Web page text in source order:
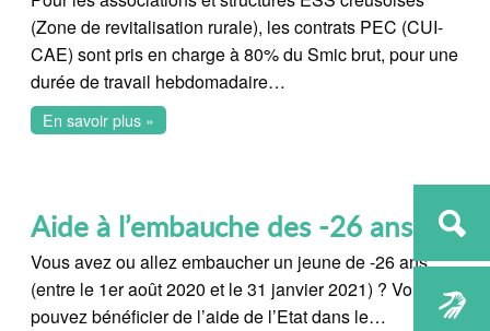
(Zone de revitalisation rurale), les contrats PEC (CUI-
CAE) sont pris en charge à 80% du Smic brut, pour une
durée de travail hebdomadaire…
En savoir plus »
Aide à l’embauche des -26 ans
Vous avez ou allez embaucher un jeune de -26 ans
(entre le 1er août 2020 et le 31 janvier 2021) ? Vous
pouvez bénéficier de l’aide de l’Etat dans le…